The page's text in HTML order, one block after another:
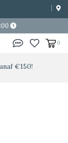
0
€150!